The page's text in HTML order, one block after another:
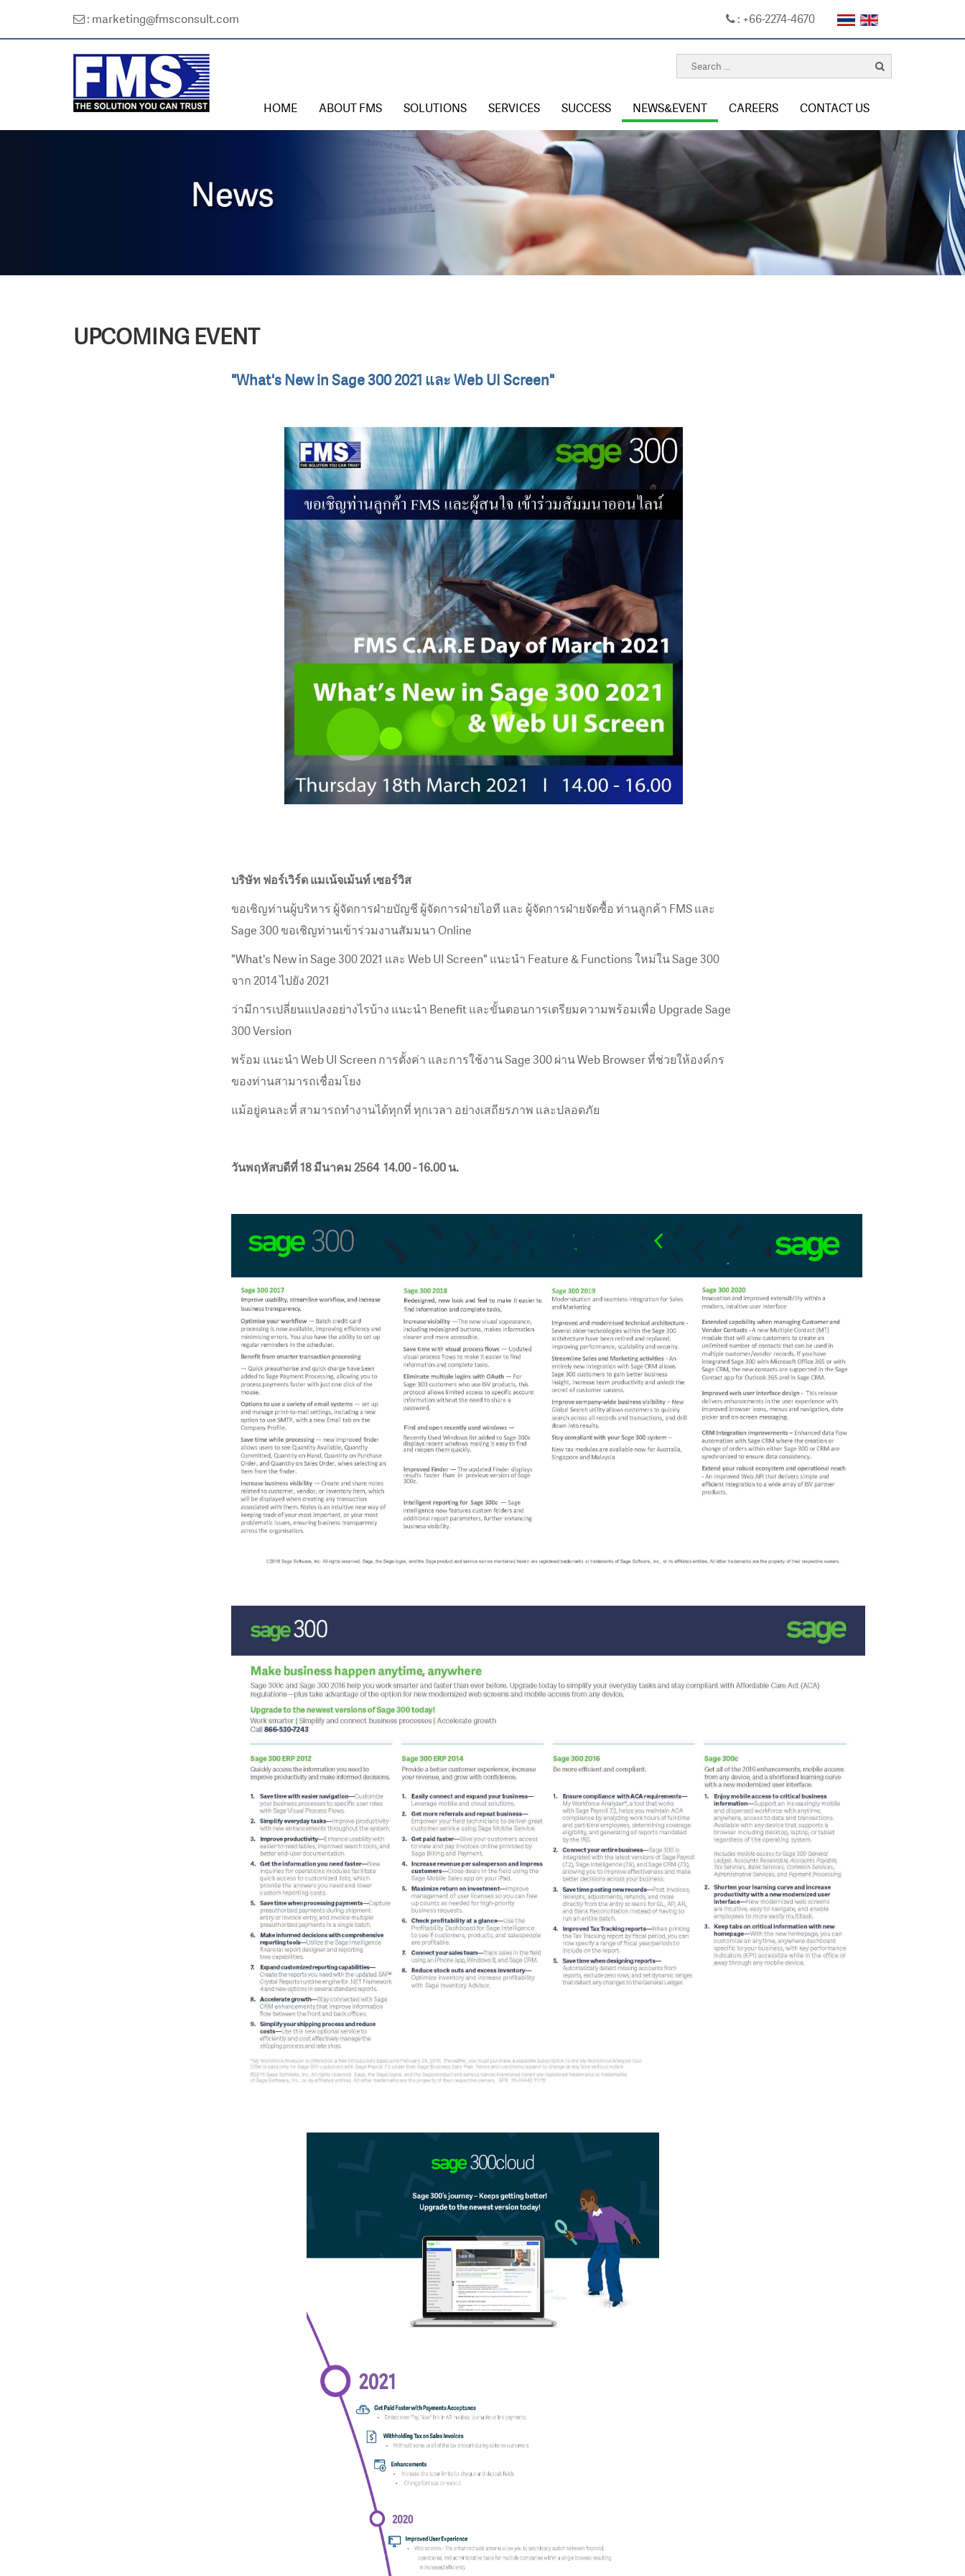
: marketing@fmsconsult.com : +66-2274-4670
HOME ABOUT FMS SOLUTIONS SERVICES SUCCESS NEWS&EVENT CAREERS CONTACT US
UPCOMING EVENT
"What's New in Sage 300 2021 และ Web UI Screen"
บริษัท ฟอร์เวิร์ด แมเน้จเม้นท์ เซอร์วิส
ขอเชิญท่านผู้บริหาร ผู้จัดการฝ่ายบัญชี ผู้จัดการฝ่ายไอที และ ผู้จัดการฝ่ายจัดซื้อ ท่านลูกค้า FMS และ
Sage 300 ขอเชิญท่านเข้าร่วมงานสัมมนา Online
"What's New in Sage 300 2021 และ Web UI Screen" แนะนำ Feature & Functions ใหม่ใน Sage 300
จาก 2014 ไปยัง 2021
ว่ามีการเปลี่ยนแปลงอย่างไรบ้าง แนะนำ Benefit และขั้นตอนการเตรียมความพร้อมเพื่อ Upgrade Sage
300 Version
พร้อม แนะนำ Web UI Screen การตั้งค่า และการใช้งาน Sage 300 ผ่าน Web Browser ที่ช่วยให้องค์กร
ของท่านสามารถเชื่อมโยง
แม้อยู่คนละที่ สามารถทำงานได้ทุกที่ ทุกเวลา อย่างเสถียรภาพ และปลอดภัย
วันพฤหัสบดีที่ 18 มีนาคม 2564 14.00 - 16.00 น.